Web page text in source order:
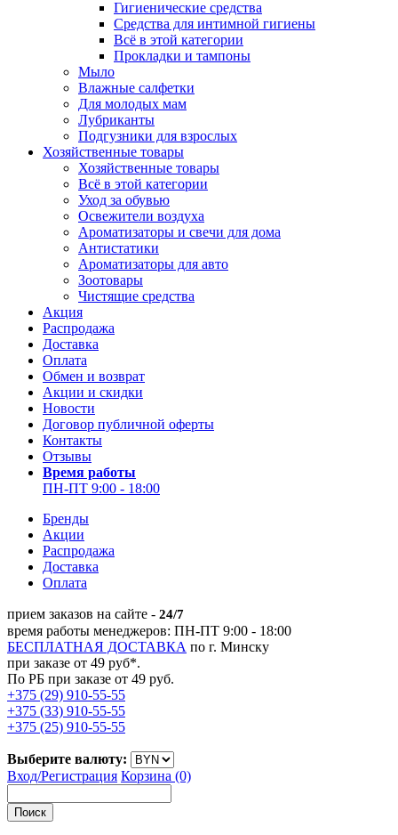
Гигиенические средства
Средства для интимной гигиены
Всё в этой категории
Прокладки и тампоны
Мыло
Влажные салфетки
Для молодых мам
Лубриканты
Подгузники для взрослых
Хозяйственные товары
Хозяйственные товары
Всё в этой категории
Уход за обувью
Освежители воздуха
Ароматизаторы и свечи для дома
Антистатики
Ароматизаторы для авто
Зоотовары
Чистящие средства
Акция
Распродажа
Доставка
Оплата
Обмен и возврат
Акции и скидки
Новости
Договор публичной оферты
Контакты
Отзывы
Время работы
ПН-ПТ 9:00 - 18:00
Бренды
Акции
Распродажа
Доставка
Оплата
прием заказов на сайте - 24/7
время работы менеджеров: ПН-ПТ 9:00 - 18:00
БЕСПЛАТНАЯ ДОСТАВКА по г. Минску
при заказе от 49 руб*.
По РБ при заказе от 49 руб.
+375 (29) 910-55-55
+375 (33) 910-55-55
+375 (25) 910-55-55
Выберите валюту:
Вход/Регистрация Корзина (0)
Поиск